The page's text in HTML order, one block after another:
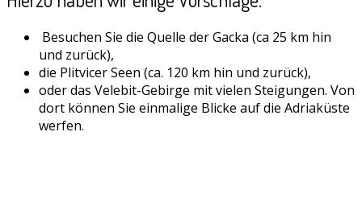
Besuchen Sie die Quelle der Gacka (ca 25 km hin
und zurück),
die Plitvicer Seen (ca. 120 km hin und zurück),
oder das Velebit-Gebirge mit vielen Steigungen. Von
dort können Sie einmalige Blicke auf die Adriaküste
werfen.